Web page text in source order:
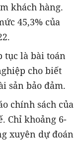
khách hàng.
45,3% của
tục là bài toán
cho biết
sản bảo đảm.
chính sách của
Chỉ khoảng 6-
xuyên dự đoán